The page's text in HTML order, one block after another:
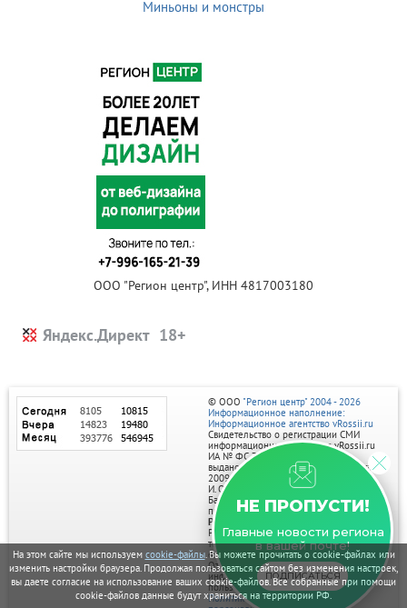
На этом сайте мы используем cookie-файлы. Вы можете прочитать о cookie-файлах или
изменить настройки браузера. Продолжая пользоваться сайтом без изменения настроек,
вы даете согласие на использование ваших cookie-файлов. Все собранные при помощи
cookie-файлов данные будут храниться на территории РФ.
Миньоны и монстры
ООО "Регион центр", ИНН 4817003180
Яндекс.Директ
НЕ ПРОПУСТИ!
Главные новости региона
в вашей почте!
ПОДПИСАТЬСЯ
© ООО "Регион центр" 2004 - 2026
Информационное наполнение:
Информационное агентство vRossii.ru
Свидетельство о регистрации СМИ
информационного агентства vRossii.ru
ИА № ФС 77‑35502
выдано РОСКОМНАДЗОРом 04 марта
2009г.
И. О. Главного редактора Нарыков А. Н.
Баннеры на портале размещаются на
правах рекламы.
Реклама на портале:
Рекламное агентство "Умный маркетинг"
тел. 7-910-267-70-40,
email: umnyy.marketing@yandex.ru
Отдельные публикации могут содержать
информацию, не предназначенную для
пользователей до 18 лет.
Политика в отношении обработки